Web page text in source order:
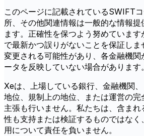
このページに記載されているSWIFT
所、その他関連情報は一般的な情報
ます。正確性を保つよう努めていま
で最新かつ誤りがないことを保証しま
変更される可能性があり、各金融機
ータを反映していない場合があります。
Xeは、上場している銀行、金融機関
地位、規制上の地位、または運営の完
主張も行いません。私たちは、含ま
性も支持または検証するものではな
用について責任を負いません。